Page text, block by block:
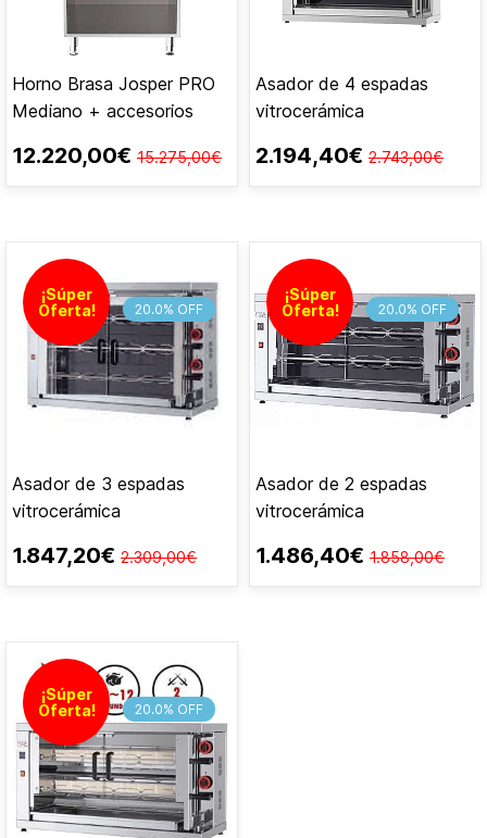
Horno Brasa Josper PRO
Mediano + accesorios
12.220,00€ 15.275,00€
Asador de 4 espadas
vitrocerámica
2.194,40€ 2.743,00€
¡Súper
Oferta!
Asador de 3 espadas
vitrocerámica
1.847,20€ 2.309,00€
20.0% OFF
¡Súper
Oferta!
Asador de 2 espadas
vitrocerámica
1.486,40€ 1.858,00€
20.0% OFF
¡Súper
Oferta!
20.0% OFF